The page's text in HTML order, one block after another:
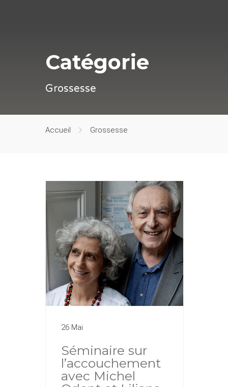
Catégorie
Grossesse
Accueil Grossesse
26 Mai
Séminaire sur
l’accouchement
avec Michel